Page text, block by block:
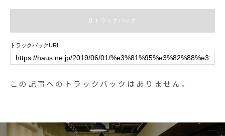
ト #松江#山陰#島根#hausmathue
#groomhaus
0 トラックバック
トラックバックURL
この記事へのトラックバックはありません。